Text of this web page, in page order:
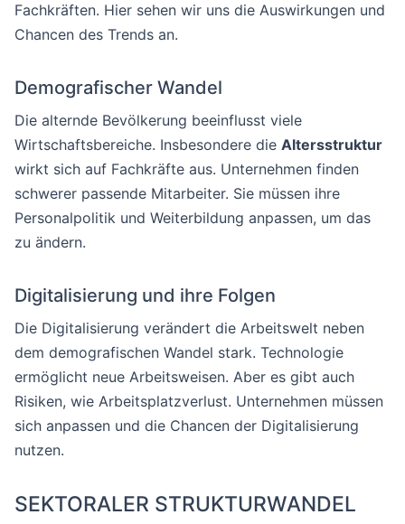
Fachkräften. Hier sehen wir uns die Auswirkungen und
Chancen des Trends an.
Demografischer Wandel
Die alternde Bevölkerung beeinflusst viele
Wirtschaftsbereiche. Insbesondere die Altersstruktur
wirkt sich auf Fachkräfte aus. Unternehmen finden
schwerer passende Mitarbeiter. Sie müssen ihre
Personalpolitik und Weiterbildung anpassen, um das
zu ändern.
Digitalisierung und ihre Folgen
Die Digitalisierung verändert die Arbeitswelt neben
dem demografischen Wandel stark. Technologie
ermöglicht neue Arbeitsweisen. Aber es gibt auch
Risiken, wie Arbeitsplatzverlust. Unternehmen müssen
sich anpassen und die Chancen der Digitalisierung
nutzen.
SEKTORALER STRUKTURWANDEL